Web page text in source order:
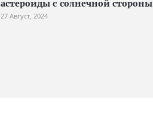
астероиды с солнечной стороны
27 Август, 2024